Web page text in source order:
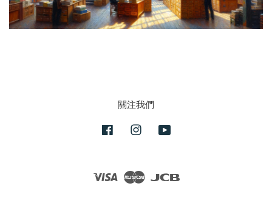
關注我們
FacebookInstagram
Visa Master